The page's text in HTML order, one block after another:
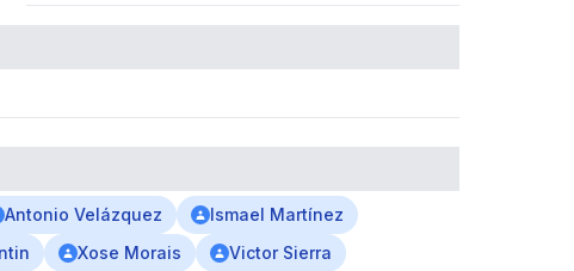
Antonio Velázquez
Ismael Martínez
Xose Morais
Victor Sierra